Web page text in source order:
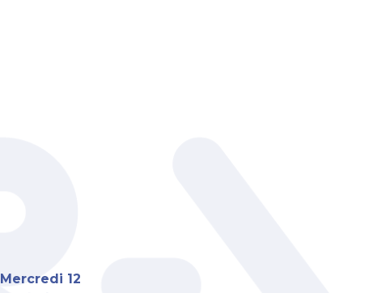
Mercredi 12